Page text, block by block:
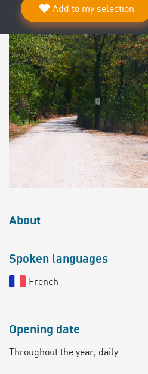
Add to my selection
About
Spoken languages
French
Opening date
Throughout the year, daily.